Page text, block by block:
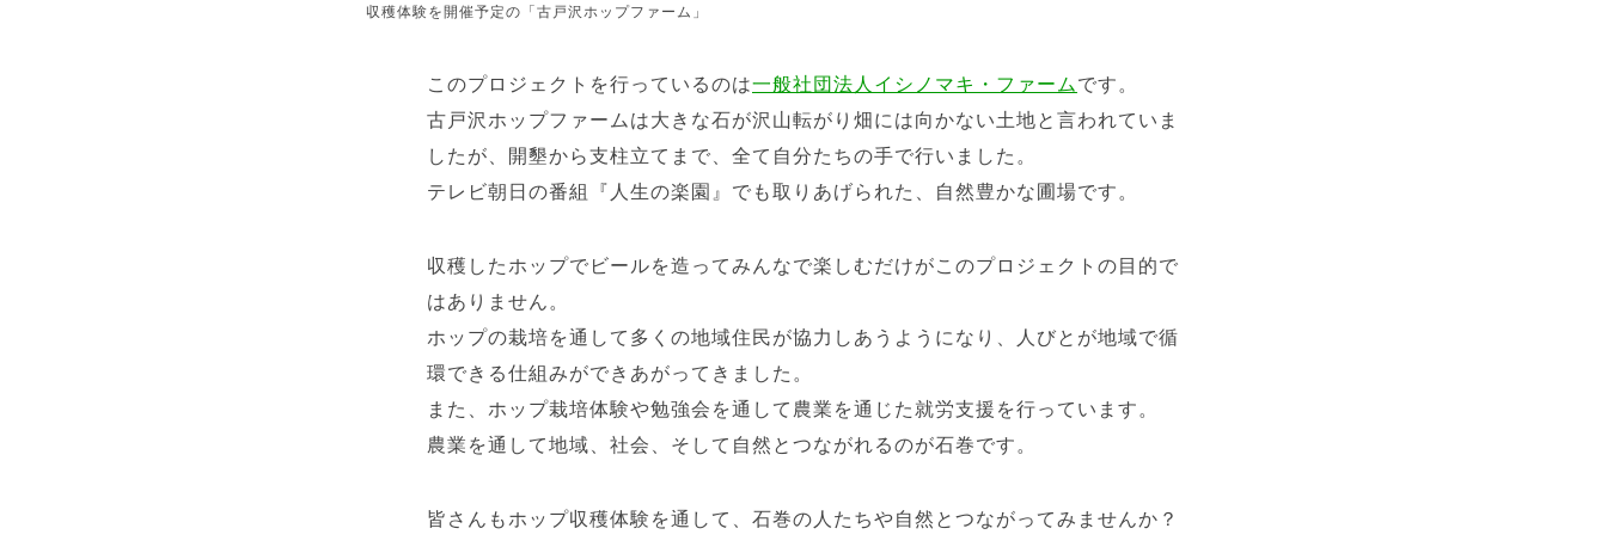
収穫体験を開催予定の「古戸沢ホップファーム」
このプロジェクトを行っているのは一般社団法人イシノマキ・ファームです。
古戸沢ホップファームは大きな石が沢山転がり畑には向かない土地と言われていま
したが、開墾から支柱立てまで、全て自分たちの手で行いました。
テレビ朝日の番組『人生の楽園』でも取りあげられた、自然豊かな圃場です。
収穫したホップでビールを造ってみんなで楽しむだけがこのプロジェクトの目的で
はありません。
ホップの栽培を通して多くの地域住民が協力しあうようになり、人びとが地域で循
環できる仕組みができあがってきました。
また、ホップ栽培体験や勉強会を通して農業を通じた就労支援を行っています。
農業を通して地域、社会、そして自然とつながれるのが石巻です。
皆さんもホップ収穫体験を通して、石巻の人たちや自然とつながってみませんか？